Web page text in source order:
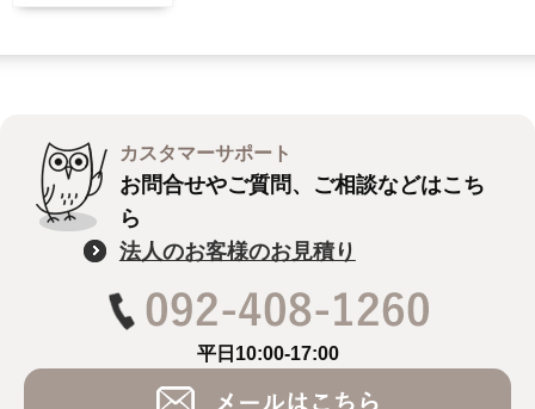
カスタマーサポート
お問合せやご質問、ご相談などはこち
ら
法人のお客様のお見積り
平日10:00-17:00